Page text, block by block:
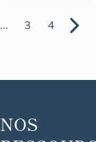
... 3 4
NOS